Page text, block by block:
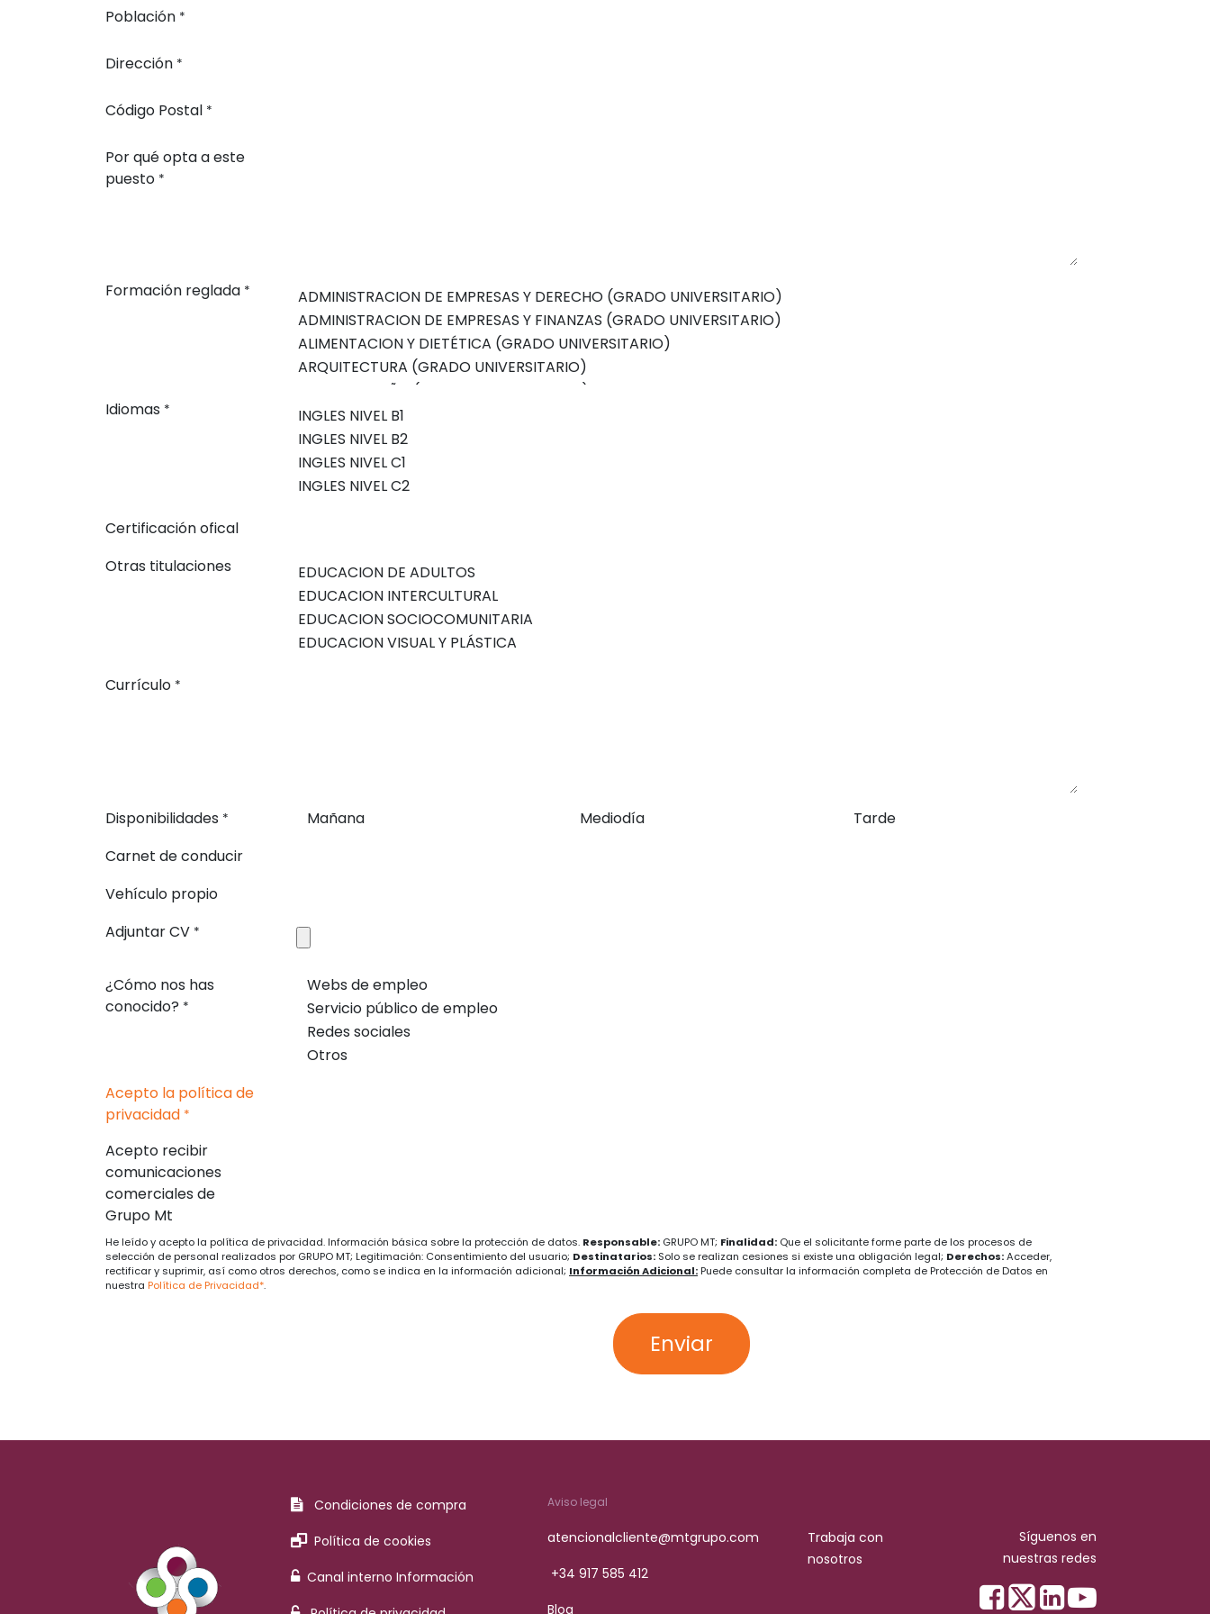
Población *
Dirección *
Código Postal *
Por qué opta a este
puesto *
Formación reglada *
Idiomas *
Certificación ofical
Otras titulaciones
Currículo *
Disponibilidades * Mañana Mediodía
Tarde
Carnet de conducir
Vehículo propio
Adjuntar CV *
¿Cómo nos has
conocido? *
Webs de empleo
Servicio público de empleo
Redes sociales
Otros
Acepto la política de
privacidad *
Acepto recibir
comunicaciones
comerciales de
Grupo Mt
He leído y acepto la política de privacidad. Información básica sobre la protección de datos. Responsable: GRUPO MT; Finalidad: Que el solicitante forme parte de los procesos de
selección de personal realizados por GRUPO MT; Legitimación: Consentimiento del usuario; Destinatarios: Solo se realizan cesiones si existe una obligación legal; Derechos:Acceder,
rectificar y suprimir, así como otros derechos, como se indica en la información adicional; Información Adicional:Puede consultar la información completa de Protección de Datos en
nuestra Política de Privacidad*.
Enviar
Condiciones de compra
Política de cookies
Canal interno Información
Aviso legal
atencionalcliente@mtgrupo.com
+34 917 585 412
Blog
Trabaja con
nosotros
Síguenos en
nuestras redes